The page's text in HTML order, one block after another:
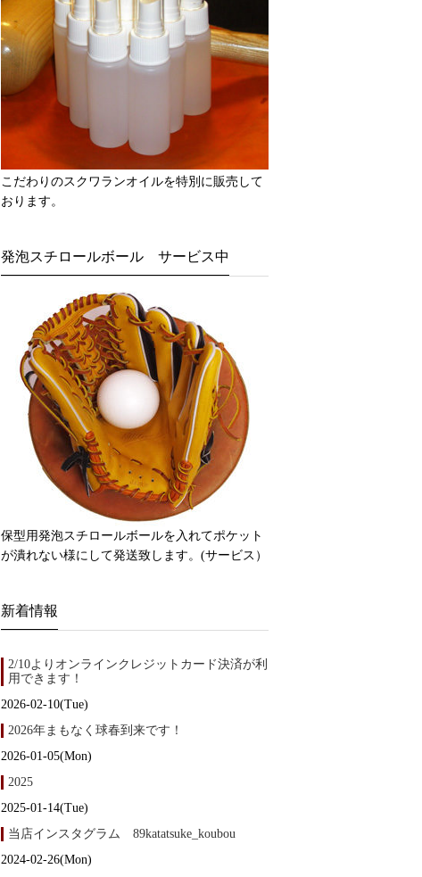
こだわりのスクワランオイルを特別に販売して
おります。
発泡スチロールボール サービス中
保型用発泡スチロールボールを入れてポケット
が潰れない様にして発送致します。(サービス）
新着情報
2/10よりオンラインクレジットカード決済が利
用できます！
2026-02-10(Tue)
2026年まもなく球春到来です！
2026-01-05(Mon)
2025
2025-01-14(Tue)
当店インスタグラム 89katatsuke_koubou
2024-02-26(Mon)